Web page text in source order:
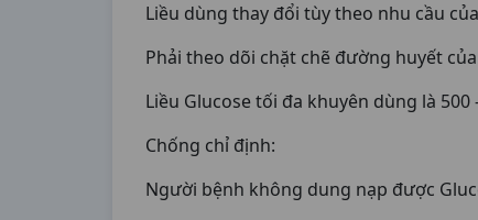
Liều dùng thay đổi tùy theo nhu cầu
Phải theo dõi chặt chẽ đường huyết
Liều Glucose tối đa khuyên dùng là
Chống chỉ định:
Người bệnh không dung nạp được